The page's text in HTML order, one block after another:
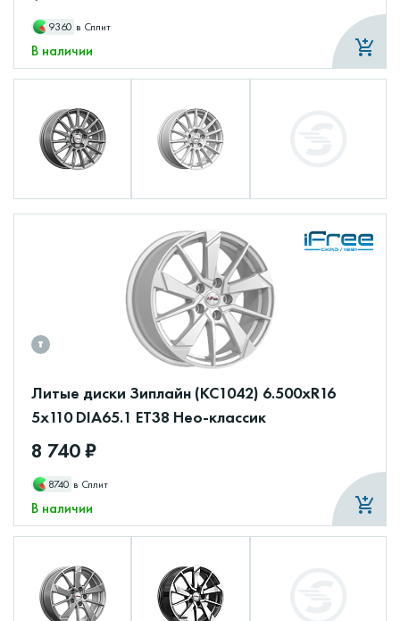
9360 в Сплит
В наличии
Литые диски Зиплайн (КС1042) 6.500xR16
5x110 DIA65.1 ET38 Нео-классик
8 740 ₽
8740 в Сплит
В наличии